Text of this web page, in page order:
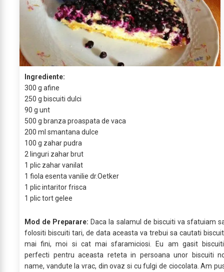
Ingrediente:
300 g afine
250 g biscuiti dulci
90 g unt
500 g branza proaspata de vaca
200 ml smantana dulce
100 g zahar pudra
2 linguri zahar brut
1 plic zahar vanilat
1 fiola esenta vanilie dr.Oetker
1 plic intaritor frisca
1 plic tort gelee
Mod de Preparare: Daca la salamul de biscuiti va sfatuiam
folositi biscuiti tari, de data aceasta va trebui sa cautati
mai fini, moi si cat mai sfaramiciosi. Eu am gasit
perfecti pentru aceasta reteta in persoana unor biscuiti
name, vandute la vrac, din ovaz si cu fulgi de ciocolata. Am